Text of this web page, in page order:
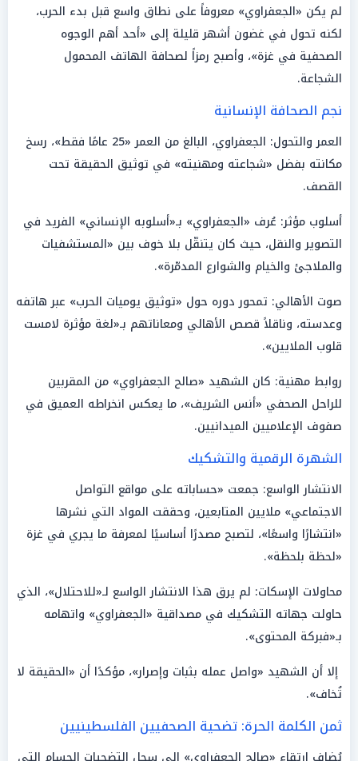
لم يكن «الجعفراوي» معروفاً على نطاق واسع قبل بدء الحرب،
لكنه تحول في غضون أشهر قليلة إلى «أحد أهم الوجوه
الصحفية في غزة»، وأصبح رمزاً لصحافة الهاتف المحمول
الشجاعة.
نجم الصحافة الإنسانية
العمر والتحول: الجعفراوي، البالغ من العمر «25 عامًا فقط»، رسخ
مكانته بفضل «شجاعته ومهنيته» في توثيق الحقيقة تحت
القصف.
أسلوب مؤثر: عُرف «الجعفراوي» بـ«أسلوبه الإنساني» الفريد في
التصوير والنقل، حيث كان يتنقّل بلا خوف بين «المستشفيات
والملاجئ والخيام والشوارع المدمّرة».
صوت الأهالي: تمحور دوره حول «توثيق يوميات الحرب» عبر هاتفه
وعدسته، وناقلاً قصص الأهالي ومعاناتهم بـ«لغة مؤثرة لامست
قلوب الملايين».
روابط مهنية: كان الشهيد «صالح الجعفراوي» من المقربين
للراحل الصحفي «أنس الشريف»، ما يعكس انخراطه العميق في
صفوف الإعلاميين الميدانيين.
الشهرة الرقمية والتشكيك
الانتشار الواسع: جمعت «حساباته على مواقع التواصل
الاجتماعي» ملايين المتابعين، وحققت المواد التي نشرها
«انتشارًا واسعًا»، لتصبح مصدرًا أساسيًا لمعرفة ما يجري في غزة
«لحظة بلحظة».
محاولات الإسكات: لم يرق هذا الانتشار الواسع لـ«للاحتلال»، الذي
حاولت جهاته التشكيك في مصداقية «الجعفراوي» واتهامه
بـ«فبركة المحتوى».
إلا أن الشهيد «واصل عمله بثبات وإصرار»، مؤكدًا أن «الحقيقة لا
تُخاف».
ثمن الكلمة الحرة: تضحية الصحفيين الفلسطينيين